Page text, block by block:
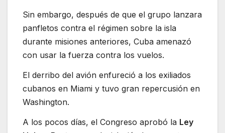
Sin embargo, después de que el grupo lanzara
panfletos contra el régimen sobre la isla
durante misiones anteriores, Cuba amenazó
con usar la fuerza contra los vuelos.
El derribo del avión enfureció a los exiliados
cubanos en Miami y tuvo gran repercusión en
Washington.
A los pocos días, el Congreso aprobó la Ley